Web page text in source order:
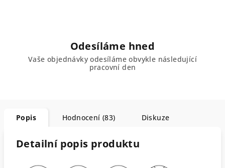
Odesíláme hned
Vaše objednávky odesíláme obvykle následující
pracovní den
Popis Hodnocení (83) Diskuze
Detailní popis produktu